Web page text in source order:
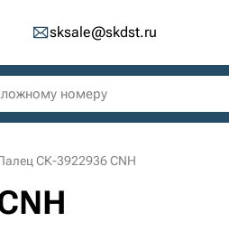
sksale@skdst.ru
СК-3922936 CNH